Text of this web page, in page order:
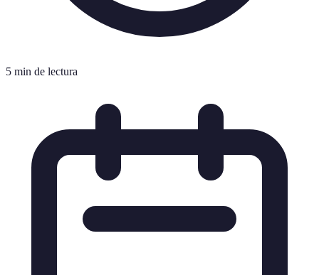
5 min de lectura